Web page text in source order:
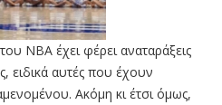
ΝΒΑ έχει φέρει αναταράξεις
ειδικά αυτές που έχουν
Ακόμη κι έτσι όμως,